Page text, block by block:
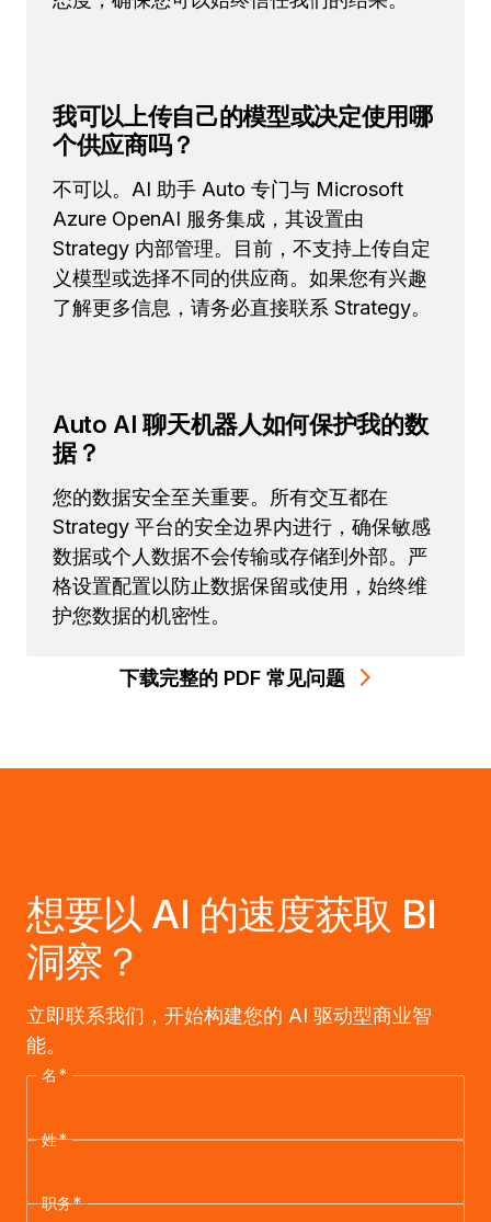
我可以上传自己的模型或决定使用哪
个供应商吗？
不可以。AI 助手 Auto 专门与 Microsoft
Azure OpenAI 服务集成，其设置由
Strategy 内部管理。目前，不支持上传自定
义模型或选择不同的供应商。如果您有兴趣
了解更多信息，请务必直接联系 Strategy。
Auto AI 聊天机器人如何保护我的数
据？
您的数据安全至关重要。所有交互都在
Strategy 平台的安全边界内进行，确保敏感
数据或个人数据不会传输或存储到外部。严
格设置配置以防止数据保留或使用，始终维
护您数据的机密性。
下载完整的 PDF 常见问题
想要以 AI 的速度获取 BI
洞察？
立即联系我们，开始构建您的 AI 驱动型商业智
能。
名 *
姓*
职务*